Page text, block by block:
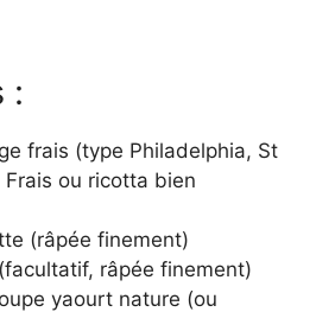
:
frais (type Philadelphia, St
Frais ou ricotta bien
(râpée finement)
râpée finement)
yaourt nature (ou